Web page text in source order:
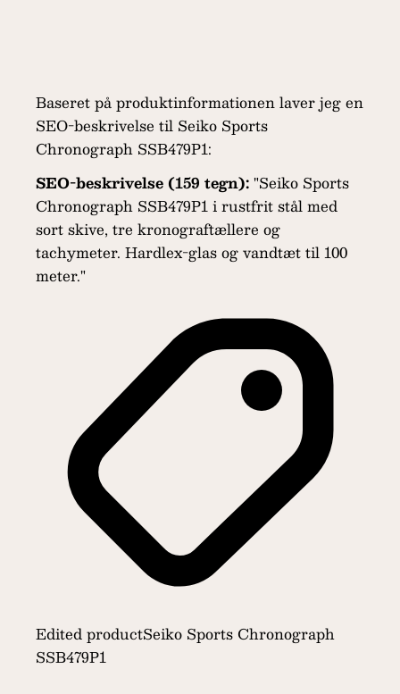
Baseret på produktinformationen laver jeg en
SEO-beskrivelse til Seiko Sports
Chronograph SSB479P1:
SEO-beskrivelse (159 tegn):"Seiko Sports
Chronograph SSB479P1 i rustfrit stål med
sort skive, tre kronograftællere og
tachymeter. Hardlex-glas og vandtæt til 100
meter."
Edited productSeiko Sports Chronograph
SSB479P1